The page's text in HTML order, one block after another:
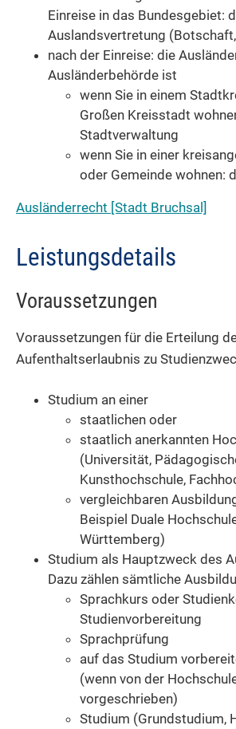
Einreise in das Bundesgebiet:
Auslandsvertretung
nach der Einreise: die
Ausländerbehörde ist
wenn Sie in einem
Großen Kreisstadt
Stadtverwaltung
wenn Sie in einer
oder Gemeinde wohnen:
Ausländerrecht [Stadt Bruchsal]
Leistungsdetails
Voraussetzungen
Voraussetzungen für die Erteilung
Aufenthaltserlaubnis zu
Studium an einer
staatlichen oder
staatlich anerkannten
(Universität,
Kunsthochschule,
vergleichbaren
Beispiel Duale
Württemberg)
Studium als Hauptzweck des
Dazu zählen sämtliche
Sprachkurs oder
Studienvorbereitung
Sprachprüfung
auf das Studium
(wenn von der
vorgeschrieben)
Studium (Grundstudium,